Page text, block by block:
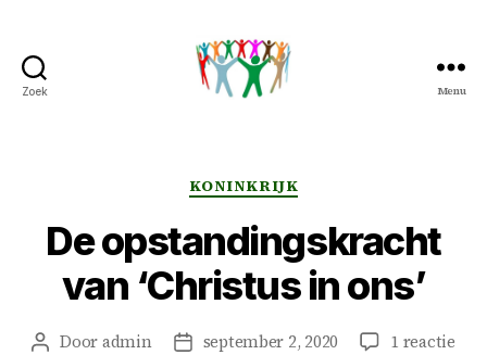
Zoek
Overduin
Menu
Categorieën
KONINKRIJK
De opstandingskracht
van ‘Christus in ons’
Berichtauteur
Dooradmin Berichtdatum
september 2, 2020 1 reactieop